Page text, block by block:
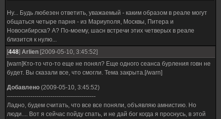
Ну... Будь любезен ответить, уважаемый - каким образом в реале могут
общаться четыре парня - из Мариуполя, Москвы, Питера и
Новосибирска? А? По-моему, шасн встречи этих четверых в реале
близится к нулю...
[448] Arlien [2009-05-10, 3:45:52]
[warn]Кто-то что-то еще не понял? Еще одного сеанса бурления говн не
будет. Вы сказали все, что смогли. Тема закрыта.[/warn]
Добавлено (2009-05-10, 3:45:52)
---------------------------------------------
Ладно, будем считать, что все все поняли, объявляю амнистию. Но
люди.... Вот я сейчас пойду спать, и не дай бог когда я проснусь, в этой